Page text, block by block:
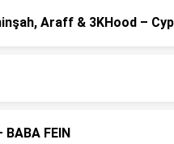
Araff & 3KHood –
FEIN